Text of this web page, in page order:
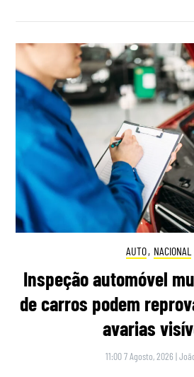
AUTO, NACIONAL
Inspeção automóvel
de carros podem
avarias
11:00 7 Agosto, 2026 |